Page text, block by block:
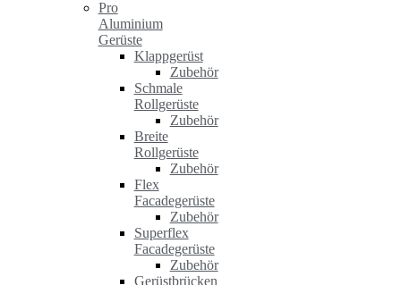
Pro
Aluminium
Gerüste
Klappgerüst
Zubehör
Schmale
Rollgerüste
Zubehör
Breite
Rollgerüste
Zubehör
Flex
Facadegerüste
Zubehör
Superflex
Facadegerüste
Zubehör
Gerüstbrücken